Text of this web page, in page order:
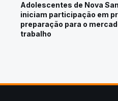
Adolescentes de Nova
iniciam participação em
preparação para o
trabalho